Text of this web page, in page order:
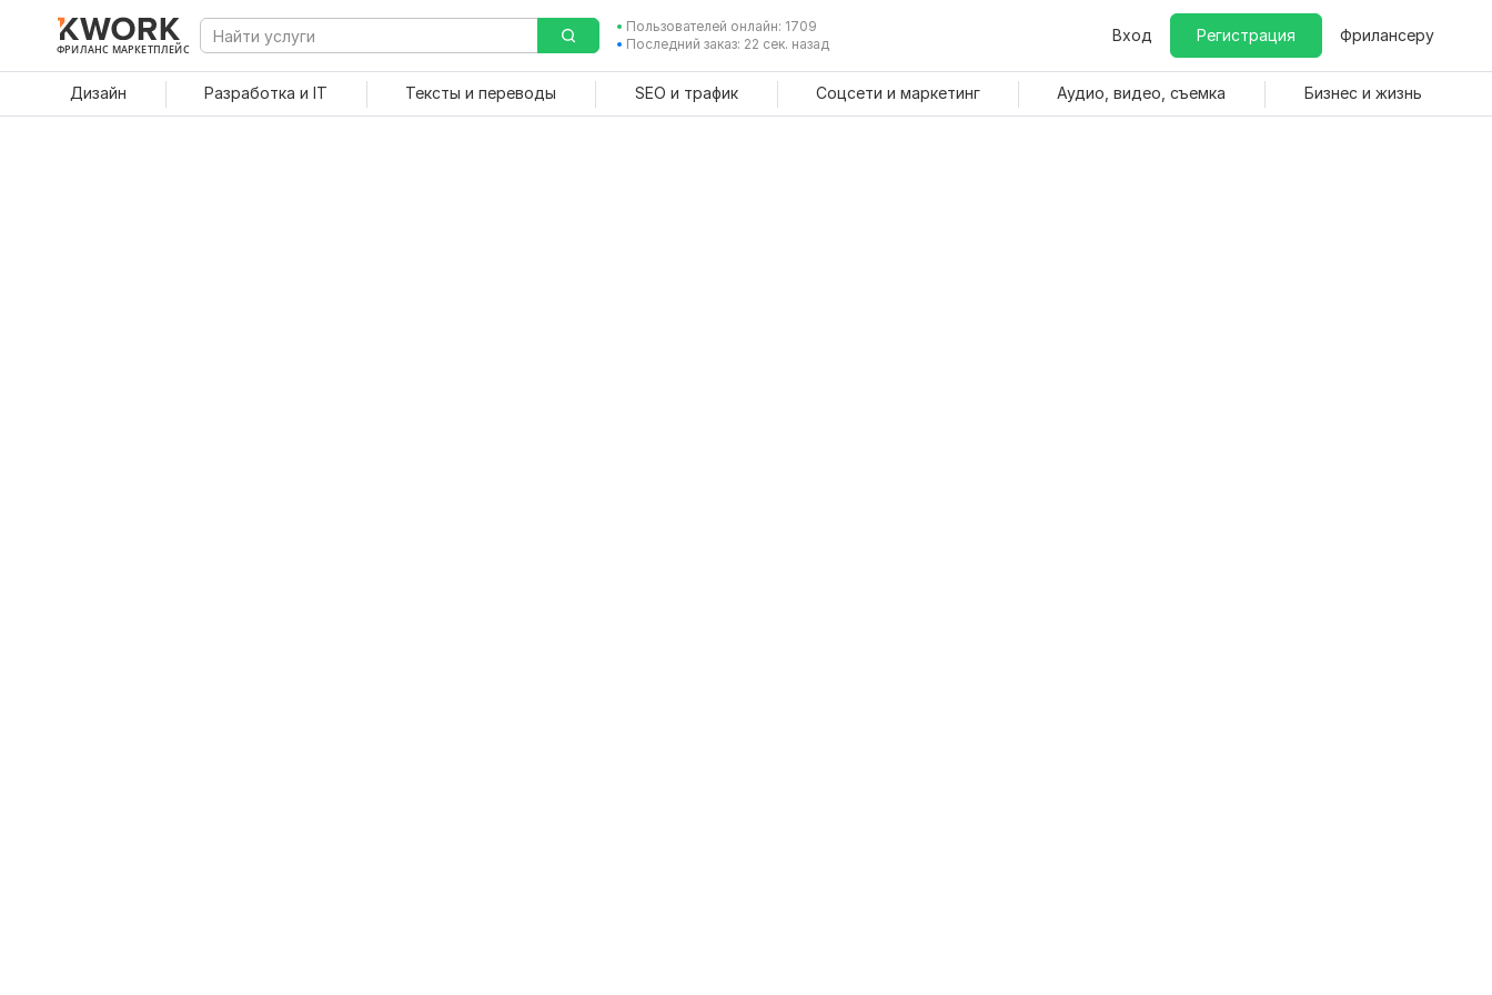
ФРИЛАНС МАРКЕТПЛЕЙС
Пользователей онлайн: 1709
Последний заказ: 22 сек. назад
Вход Регистрация Фрилансеру
Дизайн Разработка и IT Тексты и переводы SEO и трафик Соцсети и маркетинг Аудио, видео, съемка Бизнес и жизнь